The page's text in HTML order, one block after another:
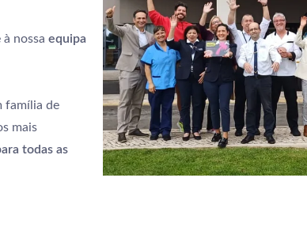
à nossa equipa
família de
mais
todas as